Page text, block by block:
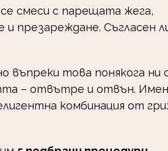
смеси с парещата жега,
и презареждане. Съгласен
въпреки това понякога ни
– отвътре и отвън.
комбинация от